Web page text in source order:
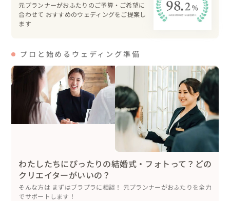
お二人の空気感を大切に、会話で盛り上げながら撮影して
夢はカップル様のお子様の結婚式でも写真を撮ること！ま
いです!
元プランナーがおふたりのご予算・ご希望に
合わせて おすすめのウェディングをご提案し
ます
プロと始めるウェディング準備
わたしたちにぴったりの結婚式・フォトって？どの
クリエイターがいいの？
そんな方は まずはブラプラに相談！ 元プランナーがおふたりを全力
でサポートします！